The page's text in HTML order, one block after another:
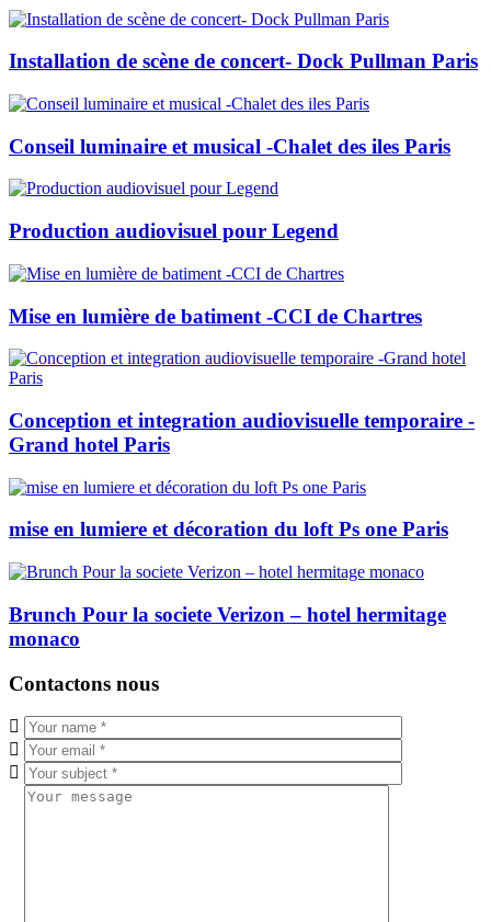
Installation de scène de concert- Dock Pullman Paris
Conseil luminaire et musical -Chalet des iles Paris
Production audiovisuel pour Legend
Mise en lumière de batiment -CCI de Chartres
Conception et integration audiovisuelle temporaire -
Grand hotel Paris
mise en lumiere et décoration du loft Ps one Paris
Brunch Pour la societe Verizon – hotel hermitage
monaco
Contactons nous